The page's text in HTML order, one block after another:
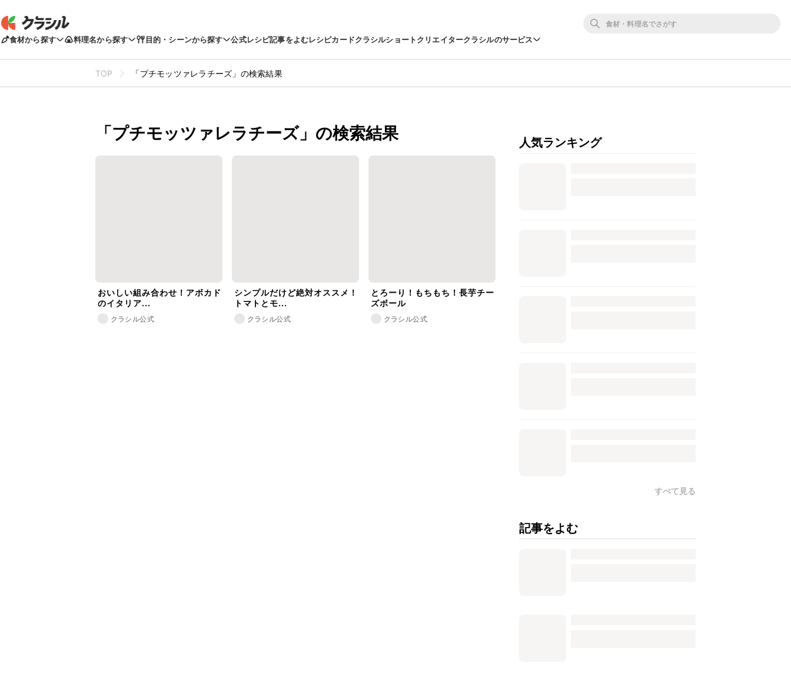
食材から探す 料理名から探す 目的・シーンから探す 公式レシピ記事をよむレシピカードクラシルショートクリエイタークラシルのサービス
TOP 「プチモッツァレラチーズ」の検索結果
「プチモッツァレラチーズ」の検索結果
おいしい組み合わせ！アボカド
のイタリア...
クラシル公式
シンプルだけど絶対オススメ！
トマトとモ...
クラシル公式
とろーり！もちもち！長芋チー
ズボール
クラシル公式
人気ランキング
すべて見る
記事をよむ